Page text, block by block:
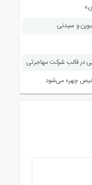
و سیدنی
چهره می‌شود